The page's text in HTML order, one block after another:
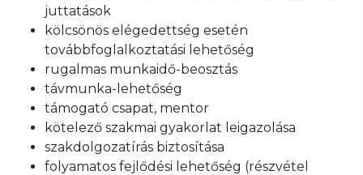
juttatások
kölcsönös elégedettség esetén
továbbfoglalkoztatási lehetőség
rugalmas munkaidő-beosztás
távmunka-lehetőség
támogató csapat, mentor
kötelező szakmai gyakorlat leigazolása
szakdolgozatírás biztosítása
folyamatos fejlődési lehetőség (részvétel